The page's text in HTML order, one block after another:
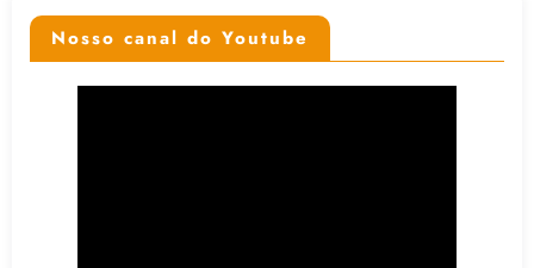
Nosso canal do Youtube